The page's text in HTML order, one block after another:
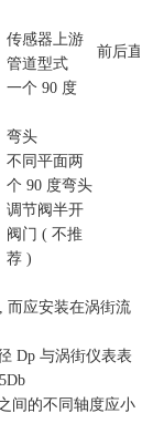
传感器上游
管道型式
前后直
一个 90 度
弯头
不同平面两
个 90 度弯头
调节阀半开
阀门 ( 不推
荐 )
而应安装在涡街流
Dp 与涡街仪表表
间的不同轴度应小